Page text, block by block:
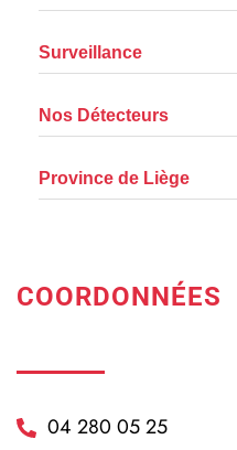
Surveillance
Nos Détecteurs
Province de Liège
COORDONNÉES
04 280 05 25